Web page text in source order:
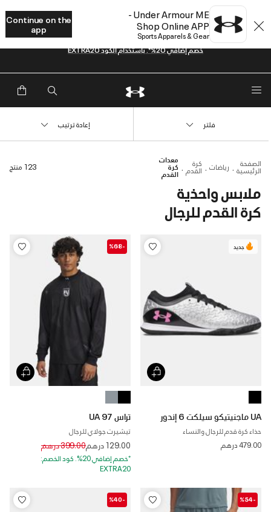
Under Armour ME -
Shop Online APP
Sports Apparels & Gear
Continue on the
app
خصم إضافي 20%*. باستخدام الكود EXTRA20
الصفحة
الرئيسية رياضات كرة
القدم
معدات
كرة
القدم
ملابس واحذية
كرة القدم للرجال
123 منتج
فلتر إعادة ترتيب
جديد
UA ماجنيتيكو سيلكت 6 إندور
حذاء كرة قدم للرجال والنساء
479.00 درهم
-%68
تراس UA 97
تيشيرت جولاي للرجال
129.00 درهم Price reduced from
399.00 درهم to
*خصم إضافي 20%. كود الخصم:
EXTRA20
-%54
-%40